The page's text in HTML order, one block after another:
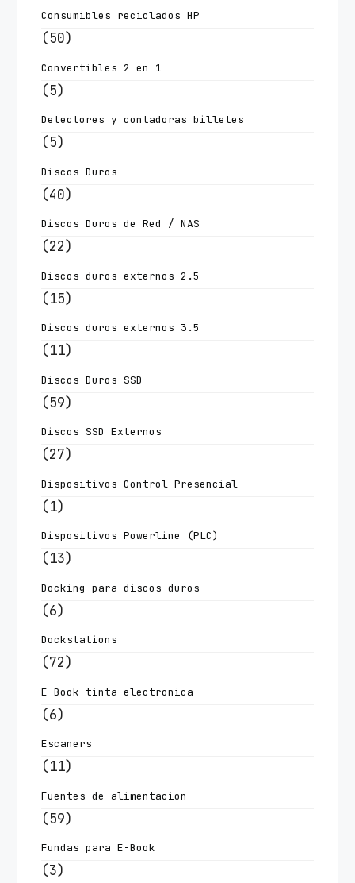
Consumibles reciclados HP
(50)
Convertibles 2 en 1
(5)
Detectores y contadoras billetes
(5)
Discos Duros
(40)
Discos Duros de Red / NAS
(22)
Discos duros externos 2.5
(15)
Discos duros externos 3.5
(11)
Discos Duros SSD
(59)
Discos SSD Externos
(27)
Dispositivos Control Presencial
(1)
Dispositivos Powerline (PLC)
(13)
Docking para discos duros
(6)
Dockstations
(72)
E-Book tinta electronica
(6)
Escaners
(11)
Fuentes de alimentacion
(59)
Fundas para E-Book
(3)